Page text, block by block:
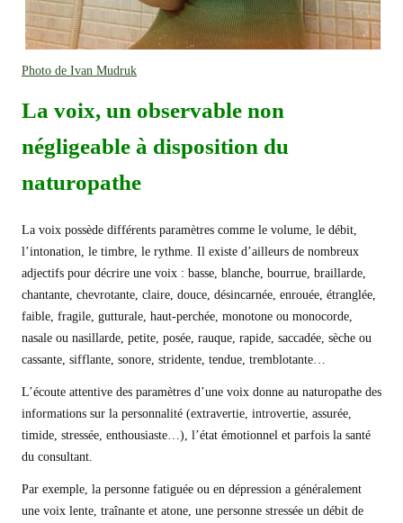
Photo de Ivan Mudruk
La voix, un observable non
négligeable à disposition du
naturopathe
La voix possède différents paramètres comme le volume, le débit,
l’intonation, le timbre, le rythme. Il existe d’ailleurs de nombreux
adjectifs pour décrire une voix : basse, blanche, bourrue, braillarde,
chantante, chevrotante, claire, douce, désincarnée, enrouée, étranglée,
faible, fragile, gutturale, haut-perchée, monotone ou monocorde,
nasale ou nasillarde, petite, posée, rauque, rapide, saccadée, sèche ou
cassante, sifflante, sonore, stridente, tendue, tremblotante…
L’écoute attentive des paramètres d’une voix donne au naturopathe des
informations sur la personnalité (extravertie, introvertie, assurée,
timide, stressée, enthousiaste…), l’état émotionnel et parfois la santé
du consultant.
Par exemple, la personne fatiguée ou en dépression a généralement
une voix lente, traînante et atone, une personne stressée un débit de